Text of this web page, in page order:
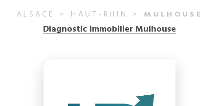
ALSACE HAUT-RHIN MULHOUSE
Diagnostic immobilier Mulhouse